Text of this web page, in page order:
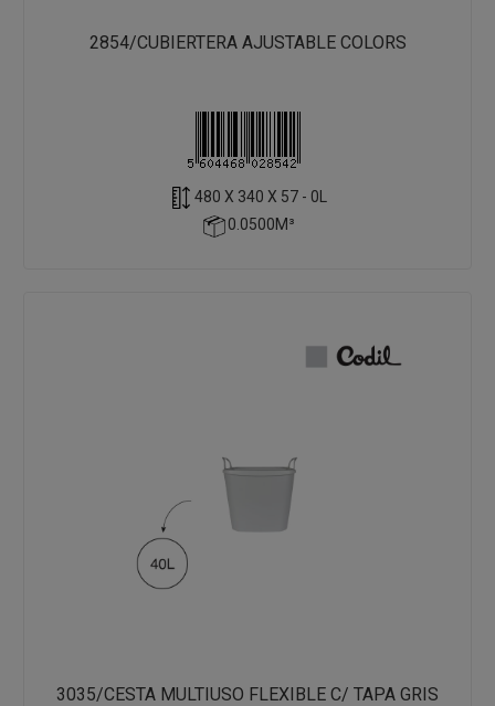
2854/CUBIERTERA AJUSTABLE COLORS
480 X 340 X 57 - 0L
0.0500M³
3035/CESTA MULTIUSO FLEXIBLE C/ TAPA GRIS